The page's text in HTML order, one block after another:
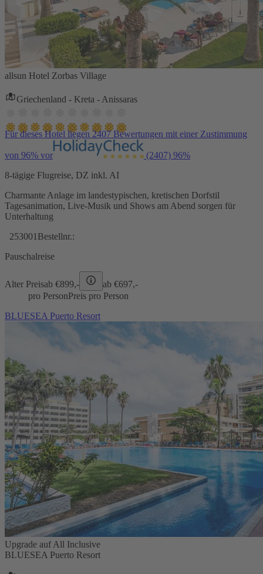
allsun Hotel Zorbas Village
Griechenland - Kreta - Anissaras
Für dieses Hotel liegen 2407 Bewertungen mit einer Zustimmung
von 96% vor (2407) 96%
8-tägige Flugreise, DZ inkl. AI
Charmante Anlage im landestypischen, kretischen Dorfstil
Tagesanimation, Live-Musik und Shows am Abend sorgen für
Unterhaltung
253001 Bestellnr.:
Pauschalreise
Alter Preisab €899,- ab €697,-
pro PersonPreis pro Person
BLUESEA Puerto Resort
Upgrade auf All Inclusive
BLUESEA Puerto Resort